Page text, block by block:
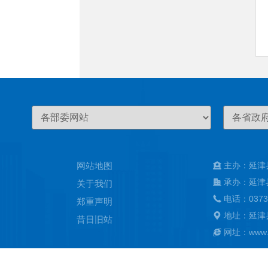
网站地图
关于我们
郑重声明
昔日旧站
主办：延
承办：延
电话：
地址：延
网址：